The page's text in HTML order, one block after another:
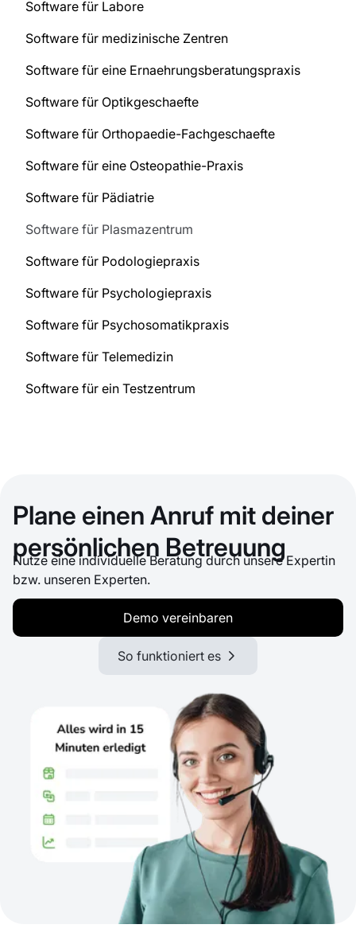
Software für Labore
Software für medizinische Zentren
Software für eine Ernaehrungsberatungspraxis
Software für Optikgeschaefte
Software für Orthopaedie-Fachgeschaefte
Software für eine Osteopathie-Praxis
Software für Pädiatrie
Software für Plasmazentrum
Software für Podologiepraxis
Software für Psychologiepraxis
Software für Psychosomatikpraxis
Software für Telemedizin
Software für ein Testzentrum
Plane einen Anruf mit deiner
persönlichen Betreuung
Nutze eine individuelle Beratung durch unsere Expertin
bzw. unseren Experten.
Demo vereinbaren
So funktioniert es